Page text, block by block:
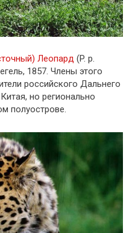
Леопард (P. p.
1857. Члены этого
российского Дальнего
но регионально
полуострове.